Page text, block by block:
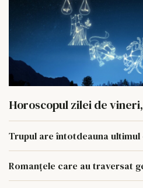
Horoscopul zilei de
Trupul are întotdeauna ultimul
Romanțele care au traversat